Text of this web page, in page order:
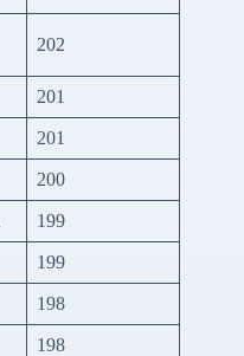
202
201
201
200
199
199
198
198